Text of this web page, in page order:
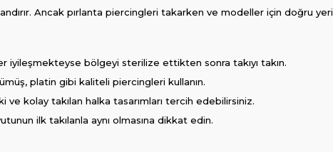
Ancak pırlanta piercingleri takarken ve modeller için doğru yeri
iyileşmekteyse bölgeyi sterilize ettikten sonra takıyı takın.
platin gibi kaliteli piercingleri kullanın.
kolay takılan halka tasarımları tercih edebilirsiniz.
ilk takılanla aynı olmasına dikkat edin.